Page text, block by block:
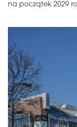
na początek 2029